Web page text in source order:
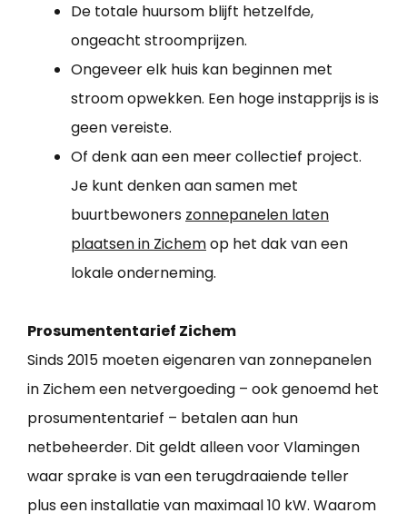
De totale huursom blijft hetzelfde,
ongeacht stroomprijzen.
Ongeveer elk huis kan beginnen met
stroom opwekken. Een hoge instapprijs is is
geen vereiste.
Of denk aan een meer collectief project.
Je kunt denken aan samen met
buurtbewoners zonnepanelen laten
plaatsen in Zichemop het dak van een
lokale onderneming.
Prosumententarief Zichem
Sinds 2015 moeten eigenaren van zonnepanelen
in Zichem een netvergoeding – ook genoemd het
prosumententarief – betalen aan hun
netbeheerder. Dit geldt alleen voor Vlamingen
waar sprake is van een terugdraaiende teller
plus een installatie van maximaal 10 kW. Waarom